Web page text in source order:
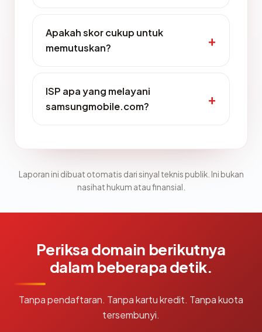
Apakah skor cukup untuk
memutuskan?
ISP apa yang melayani
samsungmobile.com?
Laporan ini dibuat otomatis dari sinyal teknis publik. Ini bukan
nasihat hukum atau finansial.
Periksa domain berikutnya
dalam beberapa detik.
Tanpa pendaftaran. Tanpa kartu kredit. Tanpa kuota
tersembunyi.